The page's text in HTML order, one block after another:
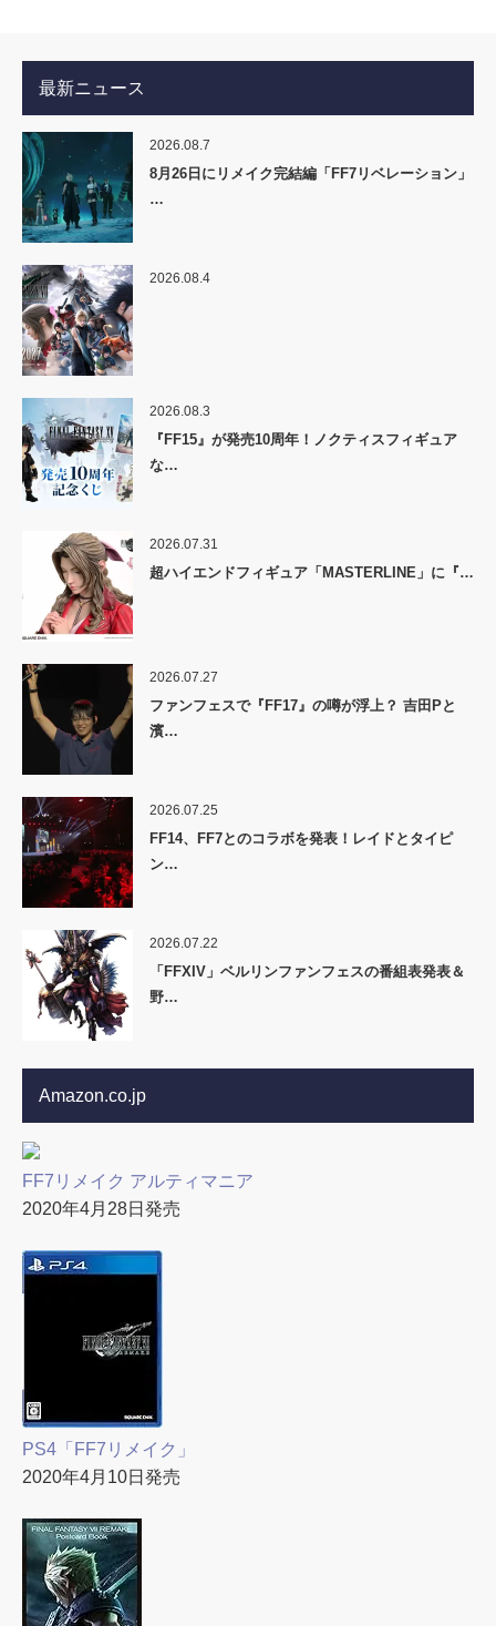
最新ニュース
2026.08.7
8月26日にリメイク完結編「FF7リベレーション」
…
2026.08.4
2026.08.3
『FF15』が発売10周年！ノクティスフィギュア
な…
2026.07.31
超ハイエンドフィギュア「MASTERLINE」に『…
2026.07.27
ファンフェスで『FF17』の噂が浮上？ 吉田Pと
濱…
2026.07.25
FF14、FF7とのコラボを発表！レイドとタイピ
ン…
2026.07.22
「FFXIV」ベルリンファンフェスの番組表発表＆
野…
Amazon.co.jp
FF7リメイク アルティマニア
2020年4月28日発売
PS4「FF7リメイク」
2020年4月10日発売